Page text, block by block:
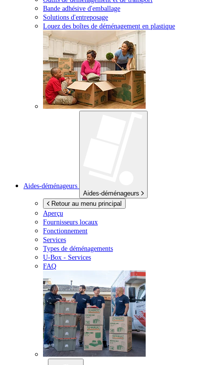
Bande adhésive d'emballage
Solutions d'entreposage
Louez des boîtes de déménagement en plastique
Aides-déménageurs
Aides-déménageurs
Retour au menu principal
Aperçu
Fournisseurs locaux
Fonctionnement
Services
Types de déménagements
U-Box - Services
FAQ